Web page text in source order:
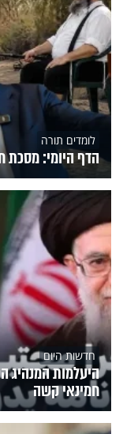
לומדים תורה
הדף היומי: מסכת
חדשות היום
היעלמות המנהיג
חמינאי קשה